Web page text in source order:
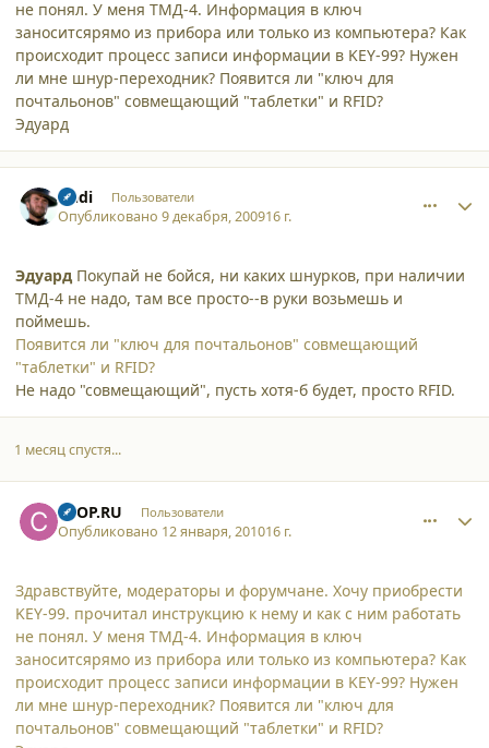
не понял. У меня ТМД-4. Информация в ключ
заноситсярямо из прибора или только из компьютера? Как
происходит процесс записи информации в KEY-99? Нужен
ли мне шнур-переходник? Появится ли "ключ для
почтальонов" совмещающий "таблетки" и RFID?
Эдуард
Andi Пользователи
Опубликовано9 декабря, 200916 г.
Эдуард Покупай не бойся, ни каких шнурков, при наличии
ТМД-4 не надо, там все просто--в руки возьмешь и
поймешь.
Появится ли "ключ для почтальонов" совмещающий
"таблетки" и RFID?
Не надо "совмещающий", пусть хотя-б будет, просто RFID.
1 месяц спустя...
CTOP.RU Пользователи
Опубликовано 12 января, 201016 г.
Здравствуйте, модераторы и форумчане. Хочу приобрести
KEY-99. прочитал инструкцию к нему и как с ним работать
не понял. У меня ТМД-4. Информация в ключ
заноситсярямо из прибора или только из компьютера? Как
происходит процесс записи информации в KEY-99? Нужен
ли мне шнур-переходник? Появится ли "ключ для
почтальонов" совмещающий "таблетки" и RFID?